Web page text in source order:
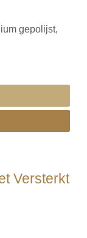
gepolijst,
Versterkt